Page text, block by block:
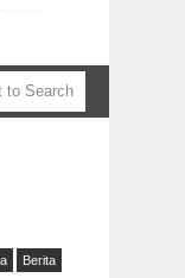
Berita